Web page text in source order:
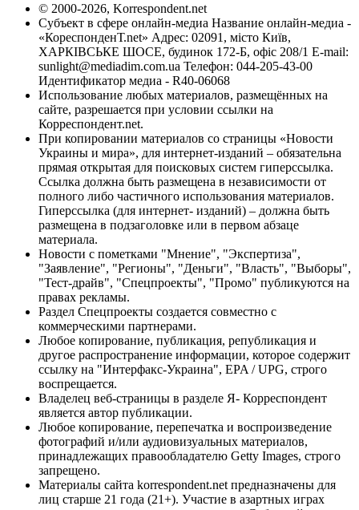
© 2000-2026, Korrespondent.net
Субъект в сфере онлайн-медиа Название онлайн-медиа -
«КореспонденТ.net» Адрес: 02091, місто Київ,
ХАРКІВСЬКЕ ШОСЕ, будинок 172-Б, офіс 208/1 E-mail:
sunlight@mediadim.com.ua Телефон: 044-205-43-00
Идентификатор медиа - R40-06068
Использование любых материалов, размещённых на
сайте, разрешается при условии ссылки на
Корреспондент.net.
При копировании материалов со страницы «Новости
Украины и мира», для интернет-изданий – обязательна
прямая открытая для поисковых систем гиперссылка.
Ссылка должна быть размещена в независимости от
полного либо частичного использования материалов.
Гиперссылка (для интернет- изданий) – должна быть
размещена в подзаголовке или в первом абзаце
материала.
Новости с пометками "Мнение", "Экспертиза",
"Заявление", "Регионы", "Деньги", "Власть", "Выборы",
"Тест-драйв", "Спецпроекты", "Промо" публикуются на
правах рекламы.
Раздел Спецпроекты создается совместно с
коммерческими партнерами.
Любое копирование, публикация, републикация и
другое распространение информации, которое содержит
ссылку на "Интерфакс-Украина", EPA / UPG, строго
воспрещается.
Владелец веб-страницы в разделе Я- Корреспондент
является автор публикации.
Любое копирование, перепечатка и воспроизведение
фотографий и/или аудиовизуальных материалов,
принадлежащих правообладателю Getty Images, строго
запрещено.
Материалы сайта korrespondent.net предназначены для
лиц старше 21 года (21+). Участие в азартных играх